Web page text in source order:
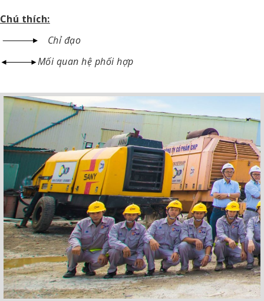
Chú thích:
Chỉ đạo
Mối quan hệ phối hợp